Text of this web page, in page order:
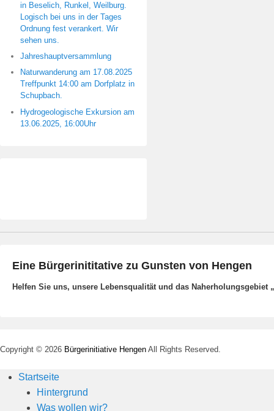
in Beselich, Runkel, Weilburg.
Logisch bei uns in der Tages
Ordnung fest verankert. Wir
sehen uns.
Jahreshauptversammlung
Naturwanderung am 17.08.2025
Treffpunkt 14:00 am Dorfplatz in
Schupbach.
Hydrogeologische Exkursion am
13.06.2025, 16:00Uhr
Eine Bürgerinititative zu Gunsten von Hengen
Helfen Sie uns, unsere Lebensqualität und das Naherholungsgebiet
Copyright © 2026 Bürgerinitiative Hengen All Rights Reserved.
Startseite
Hintergrund
Was wollen wir?